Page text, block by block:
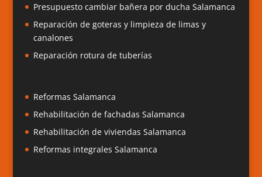
Presupuesto cambiar bañera por ducha Salamanca
Reparación de goteras y limpieza de limas y
canalones
Reparación rotura de tuberías
Reformas Salamanca
Rehabilitación de fachadas Salamanca
Rehabilitación de viviendas Salamanca
Reformas integrales Salamanca